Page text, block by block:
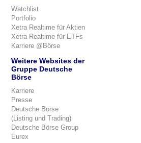
Watchlist
Portfolio
Xetra Realtime für Aktien
Xetra Realtime für ETFs
Karriere @Börse
Weitere Websites der
Gruppe Deutsche
Börse
Karriere
Presse
Deutsche Börse
(Listing und Trading)
Deutsche Börse Group
Eurex